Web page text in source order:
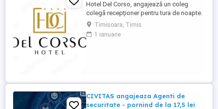
Hotel Del Corso, angajează un coleg
colegă recepționer pentru tura de noapte.
Responsabilități: - cunoașterea imbii
engleze obligatorie; - ture: 2 ture de 12h, 2
zile libere, doar de noapte; - să fii o
Timisoara, Timis
1 ianuarie
CIVITAS angajeaza Agenti de
securitate - pornind de la 17,5 lei